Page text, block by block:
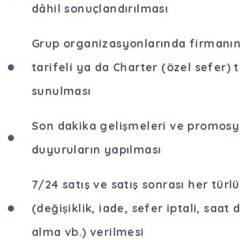
dâhil sonuçlandırılması
Grup organizasyonlarında
tarifeli ya da Charter (özel sefer)
sunulması
Son dakika gelişmeleri ve
duyuruların yapılması
7/24 satış ve satış sonrası her
(değişiklik, iade, sefer iptali, saat
alma vb.) verilmesi